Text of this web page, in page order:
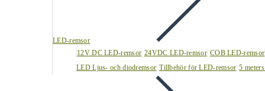
LED-remsor
12V DC LED-remsor 24VDC LED-remsor COB LED-remsor
LED Ljus- och diodremsor Tillbehör för LED-remsor 5